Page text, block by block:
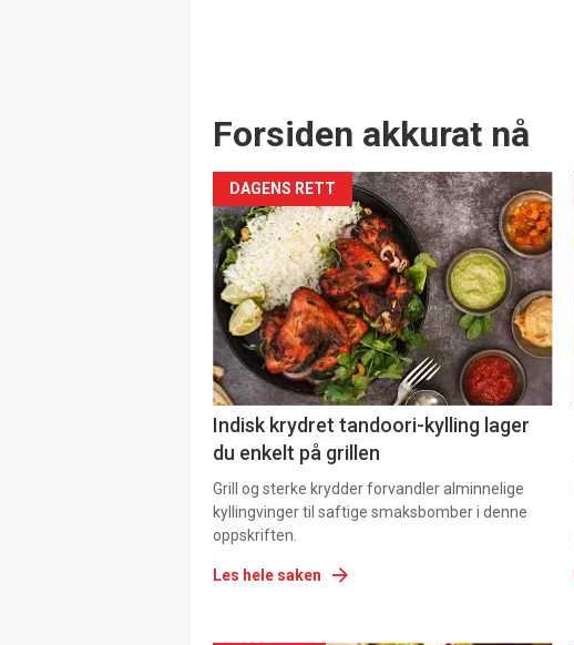
Forsiden akkurat nå
DAGENS RETT
Indisk krydret tandoori-kylling lager
du enkelt på grillen
Grill og sterke krydder forvandler alminnelige
kyllingvinger til saftige smaksbomber i denne
oppskriften.
Les hele saken